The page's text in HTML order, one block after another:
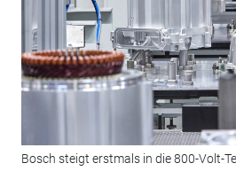
Bosch steigt erstmals in die 800-Volt-